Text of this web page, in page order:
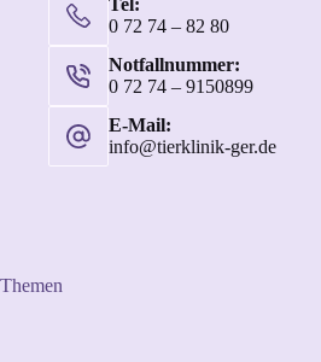
0 72 74 – 82 80
Notfallnummer:
0 72 74 – 9150899
E-Mail:
info@tierklinik-ger.de
Themen